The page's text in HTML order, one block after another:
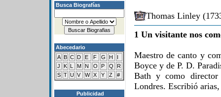
Busca Biografías
Abecedario
A B C D E F G H
I
J
K L M N O P Q
R
S T U V W X Y Z #
Publicidad
Thomas Linley
1 Un visitante nos
Maestro de canto y
Boyce y de P. D.
Bath y como
Londres. Escribió